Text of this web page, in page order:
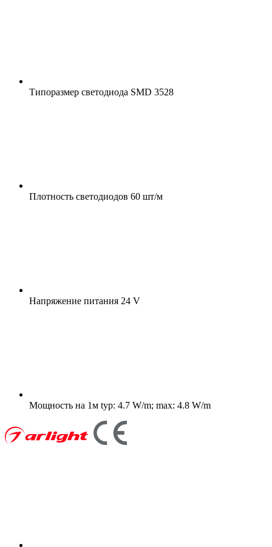
Типоразмер светодиода SMD 3528
Плотность светодиодов 60 шт/м
Напряжение питания 24 V
Мощность на 1м typ: 4.7 W/m; max: 4.8 W/m